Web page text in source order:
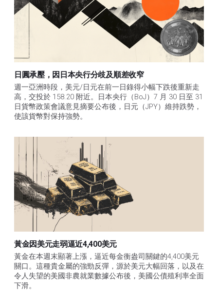
日圓承壓，因日本央行分歧及順差收窄
週一亞洲時段，美元/日元在前一日錄得小幅下跌後重新走
高，交投於 158.20 附近。日本央行（BoJ）7 月 30 日至 31
日貨幣政策會議意見摘要公布後，日元（JPY）維持跌勢，
使該貨幣對保持強勢。
黃金因美元走弱逼近4,400美元
黃金在本週末顯著上漲，逼近每金衡盎司關鍵的4,400美元
關口。這種貴金屬的強勁反彈，源於美元大幅回落，以及在
令人失望的美國非農就業數據公布後，美國公債殖利率全面
下滑。